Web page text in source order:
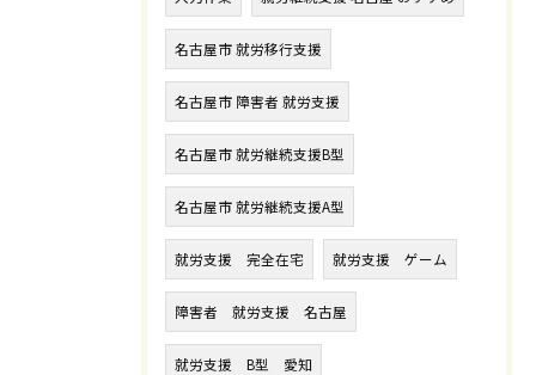
名古屋市 就労移行支援
名古屋市 障害者 就労支援
名古屋市 就労継続支援B型
名古屋市 就労継続支援A型
就労支援 完全在宅 就労支援 ゲーム
障害者 就労支援 名古屋
就労支援 B型 愛知